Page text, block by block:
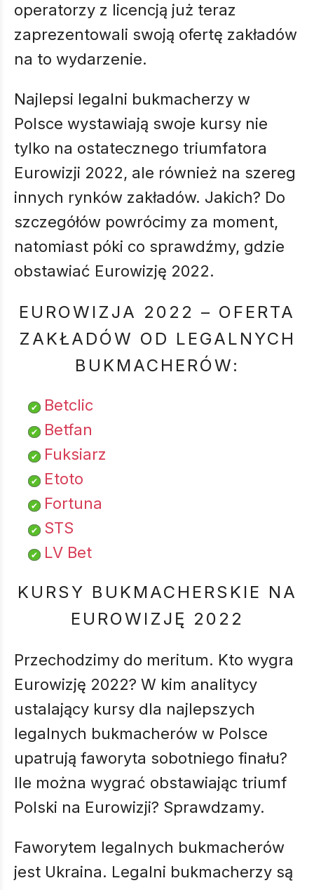
operatorzy z licencją już teraz
zaprezentowali swoją ofertę zakładów
na to wydarzenie.
Najlepsi legalni bukmacherzy w
Polsce wystawiają swoje kursy nie
tylko na ostatecznego triumfatora
Eurowizji 2022, ale również na szereg
innych rynków zakładów. Jakich? Do
szczegółów powrócimy za moment,
natomiast póki co sprawdźmy, gdzie
obstawiać Eurowizję 2022.
EUROWIZJA 2022 – OFERTA
ZAKŁADÓW OD LEGALNYCH
BUKMACHERÓW:
Betclic
Betfan
Fuksiarz
Etoto
Fortuna
STS
LV Bet
KURSY BUKMACHERSKIE NA
EUROWIZJĘ 2022
Przechodzimy do meritum. Kto wygra
Eurowizję 2022? W kim analitycy
ustalający kursy dla najlepszych
legalnych bukmacherów w Polsce
upatrują faworyta sobotniego finału?
Ile można wygrać obstawiając triumf
Polski na Eurowizji? Sprawdzamy.
Faworytem legalnych bukmacherów
jest Ukraina. Legalni bukmacherzy są